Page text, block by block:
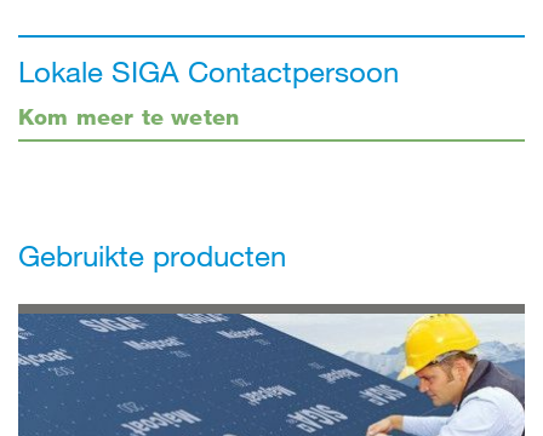
Lokale SIGA Contactpersoon
Kom meer te weten
Gebruikte producten